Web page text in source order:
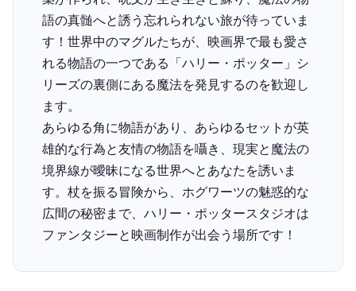
語の真髄へと誘う忘れられない旅が待っていま
す！世界中のマグルたちが、映画界で最も愛さ
れる物語の一つである「ハリー・ポッター」シ
リーズの裏側にある魔法を発見するのを歓迎し
ます。
あらゆる角に物語があり、あらゆるセットが英
雄的な行為と友情の物語を囁き、現実と魔法の
境界線が曖昧になる世界へとあなたを誘いま
す。杖を振る冒険から、ホグワーツの魅惑的な
広間の秘密まで、ハリー・ポッタースタジオは
ファンタジーと映画制作が出会う場所です！